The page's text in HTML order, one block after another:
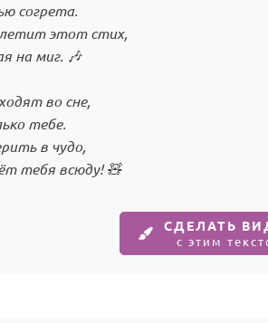
согрета.
этот стих,
на миг. 🎶
во сне,
тебе.
в чудо,
тебя всюду! 🧸
СДЕЛАТЬ
с этим